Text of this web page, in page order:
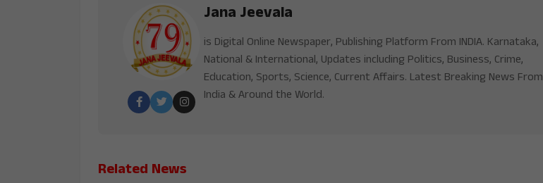
Jana Jeevala
is Digital Online Newspaper, Publishing Platform From INDIA. Karnataka,
National & International, Updates including Politics, Business, Crime,
Education, Sports, Science, Current Affairs. Latest Breaking News From
India & Around the World.
Related News